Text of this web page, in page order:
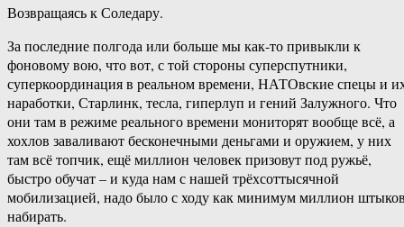
Возвращаясь к Соледару.
За последние полгода или больше мы как-то привыкли к
фоновому вою, что вот, с той стороны суперспутники,
суперкоординация в реальном времени, НАТОвские спецы и
наработки, Старлинк, тесла, гиперлуп и гений Залужного. Что
они там в режиме реального времени мониторят вообще всё, а
хохлов заваливают бесконечными деньгами и оружием, у них
там всё топчик, ещё миллион человек призовут под ружьё,
быстро обучат – и куда нам с нашей трёхсоттысячной
мобилизацией, надо было с ходу как минимум миллион
набирать.